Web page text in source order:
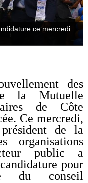
ce mercredi.
des
la Mutuelle
de Côte
Ce mercredi,
de la
organisations
public a
pour
du conseil